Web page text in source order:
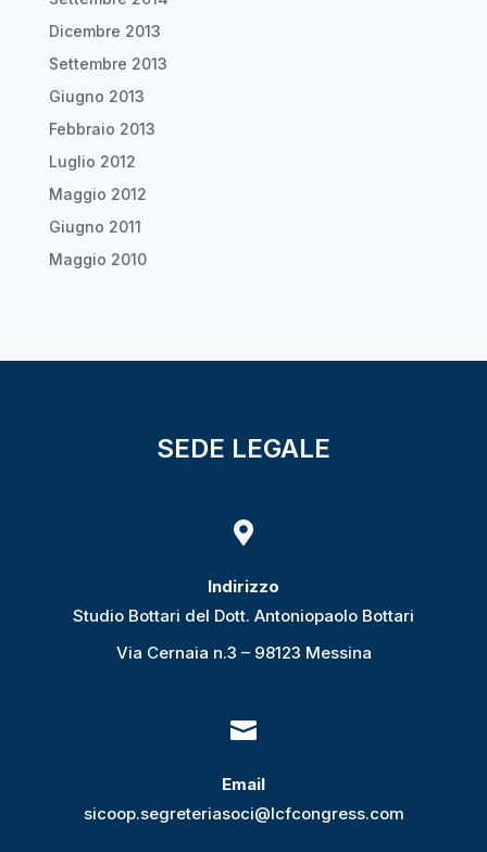
Dicembre 2013
Settembre 2013
Giugno 2013
Febbraio 2013
Luglio 2012
Maggio 2012
Giugno 2011
Maggio 2010
SEDE LEGALE

Indirizzo
Studio Bottari del Dott. Antoniopaolo Bottari
Via Cernaia n.3 – 98123 Messina

Email
sicoop.segreteriasoci@lcfcongress.com